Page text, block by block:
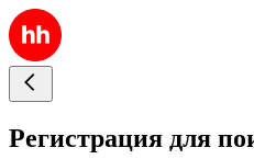
Регистрация для